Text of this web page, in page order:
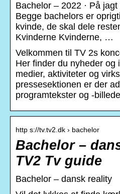
Bachelor – 2022 · På
Begge bachelors er
kvinde, de skal dele
Kvinderne Kvinderne, …
Velkommen til TV 2s
Her finder du nyheder og
medier, aktiviteter og
pressesektionen er der
programtekster og -
http s://tv.tv2.dk › bachelor
Bachelor –
TV2 Tv guide
Bachelor – dansk reality